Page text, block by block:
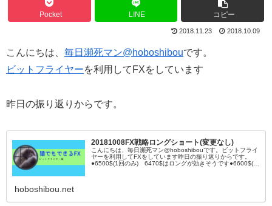
Pocket LINE コピー
2018.11.23 2018.10.09
こんにちは、 毎日瀕死マン@hoboshibouです。
ビットフライヤーを利用してFXをしています
昨日の振り返りからです。
20181008FX戦略ロングショート(変更なし)
こんにちは、毎日瀕死マン@hoboshibouです。ビットフライ
ヤーを利用してFXをしています昨日の振り返りからです。
●6500$(1回のみ) 6470$はロングが効きそうです●6600$(短
hoboshibou.net